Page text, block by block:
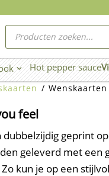
Producten
zoeken
Open Wierook
Hot pepper sauce
/
feel
dubbelzijdig geprint
geleverd met een
kun je op een